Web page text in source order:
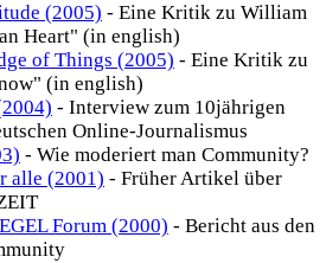
(2005) - Eine Kritik zu William
Heart" (in english)
of Things (2005) - Eine Kritik zu
(in english)
- Interview zum 10jährigen
Online-Journalismus
- Wie moderiert man Community?
alle (2001) - Früher Artikel über
Forum (2000) - Bericht aus den